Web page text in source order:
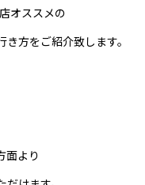
オススメの
方をご紹介致します。
面より